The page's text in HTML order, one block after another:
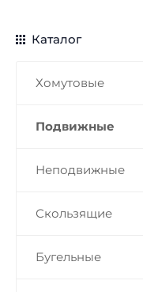
Каталог
Хомутовые
Подвижные
Неподвижные
Скользящие
Бугельные